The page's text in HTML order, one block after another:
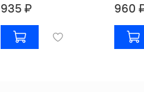
935 ₽ 960